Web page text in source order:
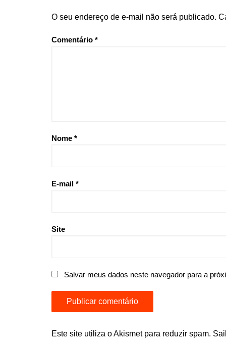
O seu endereço de e-mail não será publicado.
Comentário *
Nome *
E-mail *
Site
Salvar meus dados neste navegador para a
Este site utiliza o Akismet para reduzir spam.